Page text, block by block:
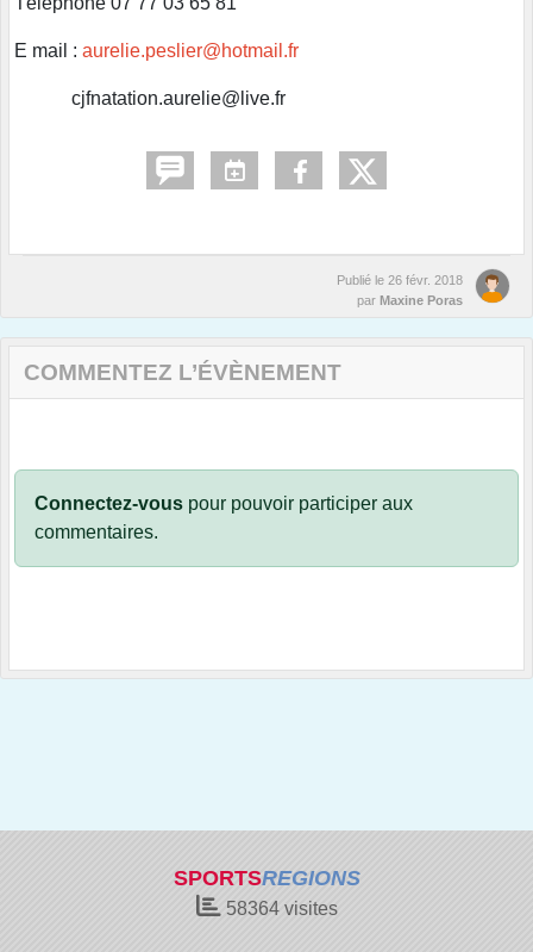
E mail : aurelie.peslier@hotmail.fr
cjfnatation.aurelie@live.fr
Publié le 26 févr. 2018
par Maxine Poras
COMMENTEZ L’ÉVÈNEMENT
Connectez-vous pour pouvoir participer aux
commentaires.
SPORTSREGIONS
58364visites